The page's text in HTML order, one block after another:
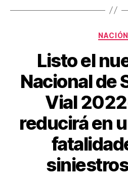
o
NACIÓN
Listo el
Nacional de
Vial
reducirá en